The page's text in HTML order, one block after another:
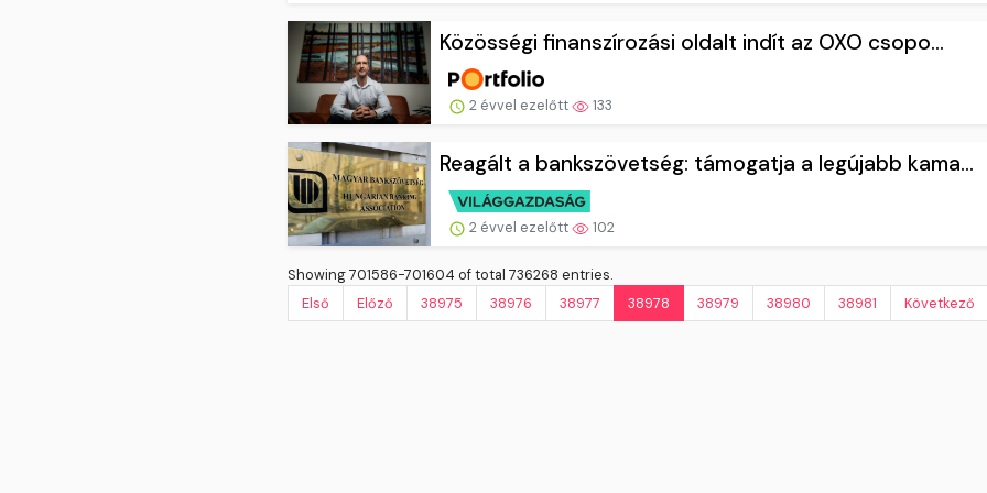
Közösségi finanszírozási oldalt indít az OXO csopo...
2 évvel ezelőtt 133
Reagált a bankszövetség: támogatja a legújabb kama...
2 évvel ezelőtt 102
Showing 701586-701604 of total 736268 entries.
Első
Előző 38975 38976 38977 38978 38979 38980 38981 Következő